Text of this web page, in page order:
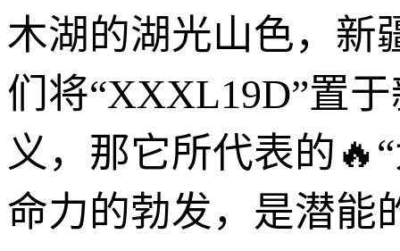
木湖的湖光山色，新
们将“XXXL19D”置
义，那它所代表的
命力的勃发，是潜能